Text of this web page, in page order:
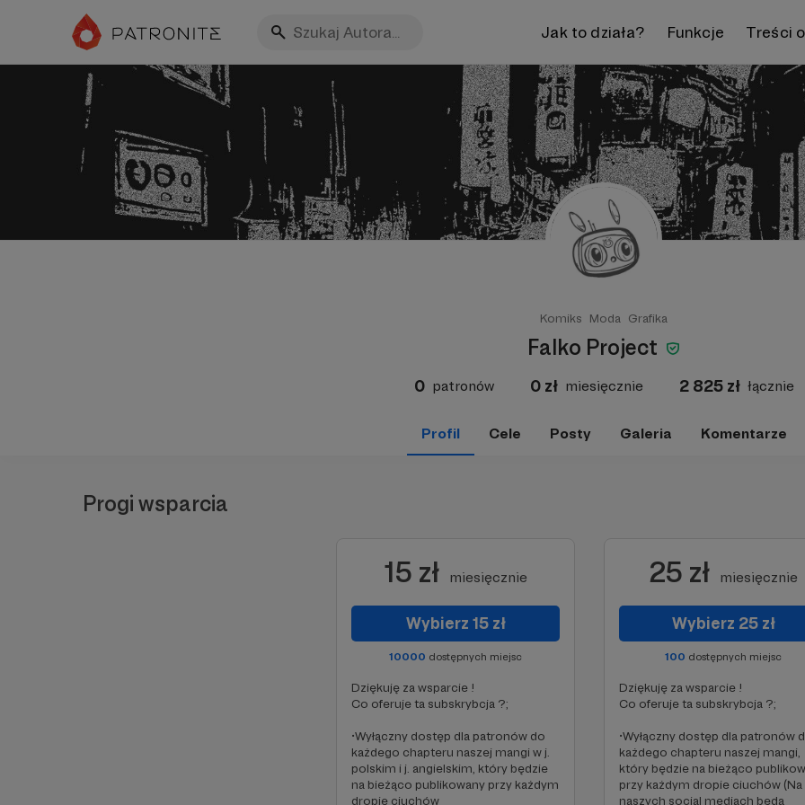
Jak to działa? Funkcje Treści
Komiks Moda Grafika
Falko Project
0 patronów 0 zł miesięcznie 2 825 zł łącznie
Profil Cele Posty Galeria Komentarze
Progi wsparcia
15 zł miesięcznie
Wybierz 15 zł
10000 dostępnych miejsc
Dziękuję za wsparcie !
Co oferuje ta subskrybcja ?;
•Wyłączny dostęp dla patronów do
każdego chapteru naszej mangi w j.
polskim i j. angielskim, który będzie
na bieżąco publikowany przy każdym
dropie ciuchów
25 zł miesięcznie
Wybierz 25 zł
100 dostępnych miejsc
Dziękuję za wsparcie !
Co oferuje ta subskrybcja ?;
•Wyłączny dostęp dla patronów
każdego chapteru naszej mangi,
który będzie na bieżąco
przy każdym dropie ciuchów (Na
naszych social mediach będą